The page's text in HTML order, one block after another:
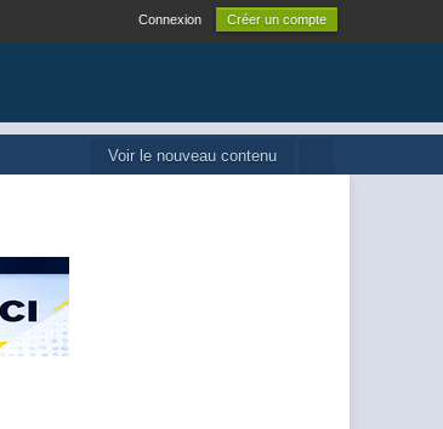
Connexion Créer un compte
Voir le nouveau contenu